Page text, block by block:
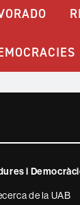
i
de la UAB